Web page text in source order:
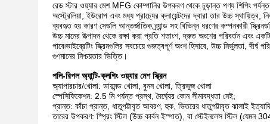
রেড স্টার ওয়্যার মেশ MFG কোম্পানির উপকরণ থেকে চূড়ান্ত পণ্য শিপিং
অস্ট্রেলিয়া, ইউরোপ এবং মধ্য প্রাচ্যের ক্লায়েন্টদের দ্বারা তার উচ্চ
ব্যবহৃত হয় কারণ সেগুলি আন্তর্জাতিক ব্র্যান্ড সহ বিভিন্ন ধরণের কম্পনকারী
উচ্চ মানের উত্পাদন থেকে রক্ষা করা প্রতি শতাংশ, দ্রুত অংশের পরিবর্তন এবং
পাবে৷ভাইব্রেটিং স্ক্রিনগুলির সবচেয়ে গুরুত্বপূর্ণ অংশ হিসাবে, উচ্চ নির্ভুলতা,
গুণমানের নিশ্চয়তার ভিত্তি।
পলি-রিপল অ্যান্টি-ক্লগিং ওয়্যার মেশ স্ক্রিন
অ্যাপারচার/খোলা: ডায়মন্ড খোলা, বুনন খোলা, ত্রিভুজ খোলা
স্পেসিফিকেশন: 2.5 মি পর্যন্ত প্রস্থ, দৈর্ঘ্যের কোন সীমাবদ্ধতা নেই;
প্রান্ত: কাঁচা প্রান্ত, ধাতুপট্টাবৃত আবরণ, হুক, ভিতরের ধাতুপট্টাবৃত ঝালাই
তারের উপকরণ: স্প্রিং স্টিল (উচ্চ কার্বন ইস্পাত), বা স্টেইনলেস স্টিল (যেমন